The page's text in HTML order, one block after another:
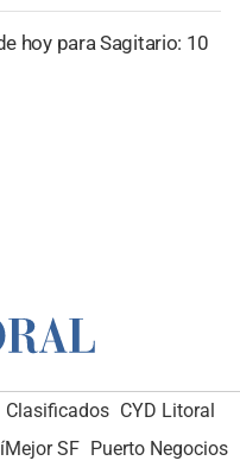
hoy para Sagitario: 10
Clasificados CYD Litoral
SF Puerto Negocios